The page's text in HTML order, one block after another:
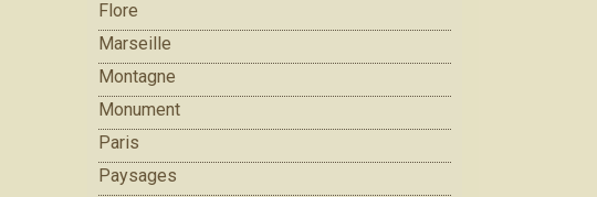
Flore
Marseille
Montagne
Monument
Paris
Paysages